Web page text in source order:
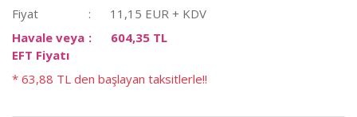
Fiyat
11,15 EUR + KDV
Havale veya
EFT Fiyatı
604,35 TL
* 63,88 TL den başlayan taksitlerle!!